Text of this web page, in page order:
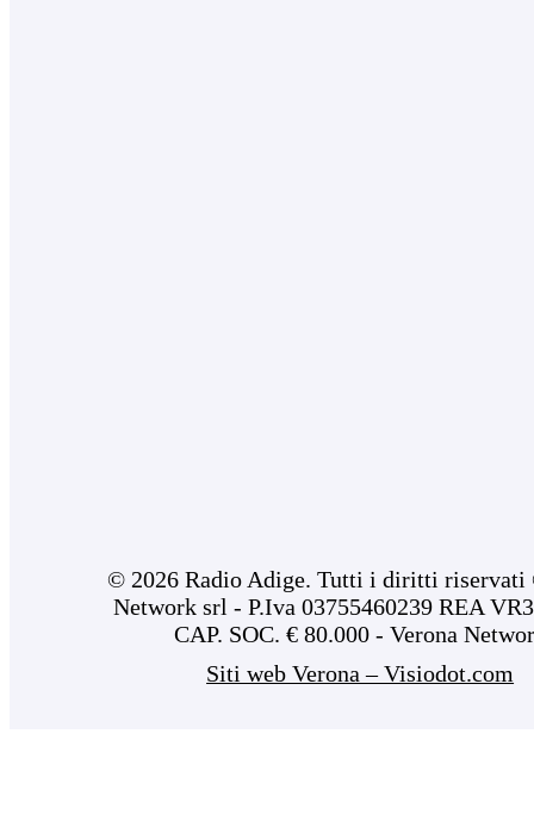
© 2026 Radio Adige. Tutti i diritti riservati
Network srl - P.Iva 03755460239 REA
CAP. SOC. € 80.000 - Verona
Siti web Verona – Visiodot.com